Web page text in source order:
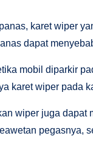
karet wiper
dapat
mobil diparkir
karet wiper pada
wiper juga dapat
pegasnya,